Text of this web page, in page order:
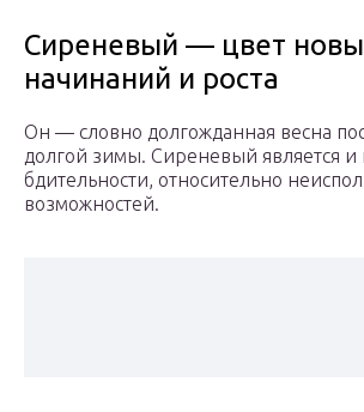
Сиреневый — цвет
начинаний и роста
Он — словно долгожданная весна
долгой зимы. Сиреневый является и
бдительности, относительно
возможностей.